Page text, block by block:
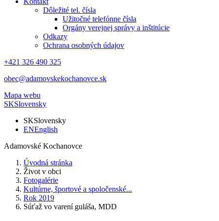
Dôležité tel. čísla
Užitočné telefónne čísla
Orgány verejnej správy a inštitúcie
Odkazy
Ochrana osobných údajov
+421 326 490 325
obec@adamovskekochanovce.sk
Mapa webu
SKSlovensky
SKSlovensky
ENEnglish
Adamovské Kochanovce
Úvodná stránka
Život v obci
Fotogalérie
Kultúrne, športové a spoločenské...
Rok 2019
Súťaž vo varení guláša, MDD